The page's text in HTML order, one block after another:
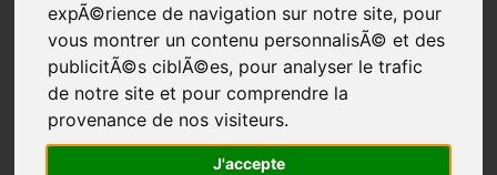
expÃ©rience de navigation sur notre site, pour
vous montrer un contenu personnalisÃ© et des
publicitÃ©s ciblÃ©es, pour analyser le trafic
de notre site et pour comprendre la
provenance de nos visiteurs.
J'accepte
Perles à motifs
Tchèque
Perles avec motif « Malá princezna »
Perles avec motif « Malá
princezna »